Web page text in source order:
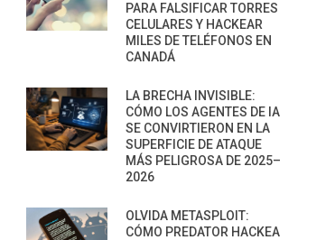
PARA FALSIFICAR TORRES
CELULARES Y HACKEAR
MILES DE TELÉFONOS EN
CANADÁ
LA BRECHA INVISIBLE:
CÓMO LOS AGENTES DE IA
SE CONVIRTIERON EN LA
SUPERFICIE DE ATAQUE
MÁS PELIGROSA DE 2025–
2026
OLVIDA METASPLOIT:
CÓMO PREDATOR HACKEA